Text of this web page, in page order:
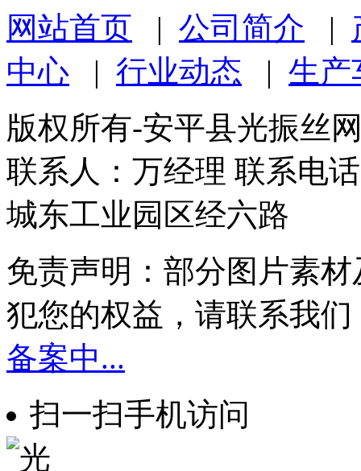
网站首页 | 公司简介 |
中心 | 行业动态 | 生产
版权所有-安平县光振丝
联系人：万经理 联系电
城东工业园区经六路
免责声明：部分图片素
犯您的权益，请联系我
备案中...
扫一扫手机访问